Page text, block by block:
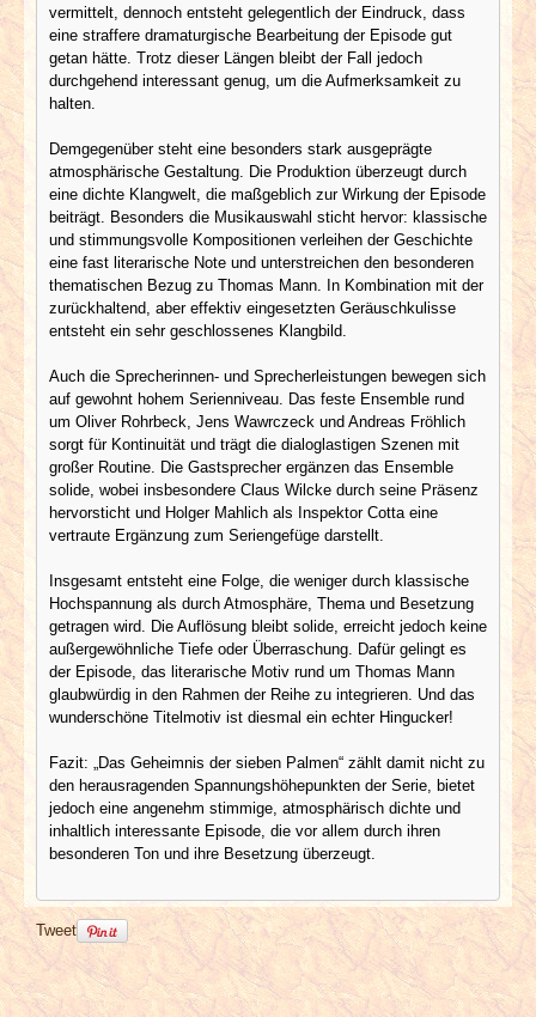
vermittelt, dennoch entsteht gelegentlich der Eindruck, dass
eine straffere dramaturgische Bearbeitung der Episode gut
getan hätte. Trotz dieser Längen bleibt der Fall jedoch
durchgehend interessant genug, um die Aufmerksamkeit zu
halten.
Demgegenüber steht eine besonders stark ausgeprägte
atmosphärische Gestaltung. Die Produktion überzeugt durch
eine dichte Klangwelt, die maßgeblich zur Wirkung der Episode
beiträgt. Besonders die Musikauswahl sticht hervor: klassische
und stimmungsvolle Kompositionen verleihen der Geschichte
eine fast literarische Note und unterstreichen den besonderen
thematischen Bezug zu Thomas Mann. In Kombination mit der
zurückhaltend, aber effektiv eingesetzten Geräuschkulisse
entsteht ein sehr geschlossenes Klangbild.
Auch die Sprecherinnen- und Sprecherleistungen bewegen sich
auf gewohnt hohem Serienniveau. Das feste Ensemble rund
um Oliver Rohrbeck, Jens Wawrczeck und Andreas Fröhlich
sorgt für Kontinuität und trägt die dialoglastigen Szenen mit
großer Routine. Die Gastsprecher ergänzen das Ensemble
solide, wobei insbesondere Claus Wilcke durch seine Präsenz
hervorsticht und Holger Mahlich als Inspektor Cotta eine
vertraute Ergänzung zum Seriengefüge darstellt.
Insgesamt entsteht eine Folge, die weniger durch klassische
Hochspannung als durch Atmosphäre, Thema und Besetzung
getragen wird. Die Auflösung bleibt solide, erreicht jedoch keine
außergewöhnliche Tiefe oder Überraschung. Dafür gelingt es
der Episode, das literarische Motiv rund um Thomas Mann
glaubwürdig in den Rahmen der Reihe zu integrieren. Und das
wunderschöne Titelmotiv ist diesmal ein echter Hingucker!
Fazit: „Das Geheimnis der sieben Palmen“ zählt damit nicht zu
den herausragenden Spannungshöhepunkten der Serie, bietet
jedoch eine angenehm stimmige, atmosphärisch dichte und
inhaltlich interessante Episode, die vor allem durch ihren
besonderen Ton und ihre Besetzung überzeugt.
Tweet